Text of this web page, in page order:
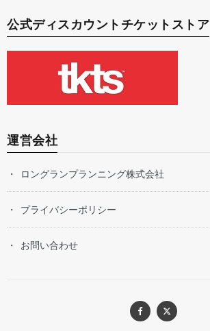
公式ディスカウントチケットストア
運営会社
ロングランプランニング株式会社
プライバシーポリシー
お問い合わせ